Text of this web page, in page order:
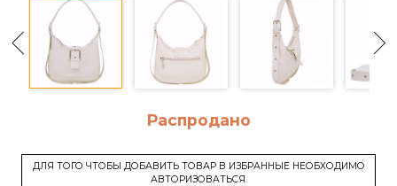
Распродано
ДЛЯ ТОГО ЧТОБЫ ДОБАВИТЬ ТОВАР В ИЗБРАННЫЕ НЕОБХОДИМО
АВТОРИЗОВАТЬСЯ.